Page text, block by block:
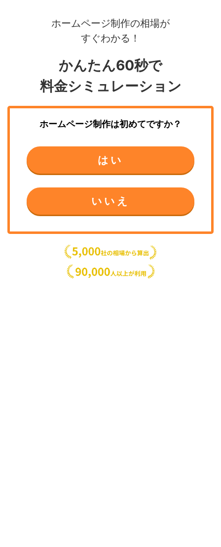
ホームページ制作の相場が
すぐわかる！
かんたん60秒で
料金シミュレーション
ホームページ制作は初めてですか？
はい
いいえ